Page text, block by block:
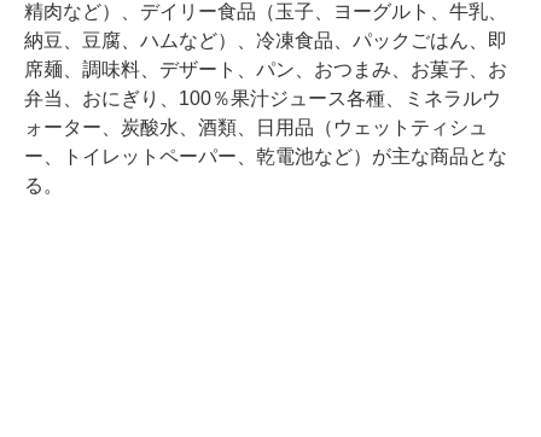
精肉など）、デイリー食品（玉子、ヨーグルト、牛乳、
納豆、豆腐、ハムなど）、冷凍食品、パックごはん、即
席麺、調味料、デザート、パン、おつまみ、お菓子、お
弁当、おにぎり、100％果汁ジュース各種、ミネラルウ
ォーター、炭酸水、酒類、日用品（ウェットティシュ
ー、トイレットペーパー、乾電池など）が主な商品とな
る。